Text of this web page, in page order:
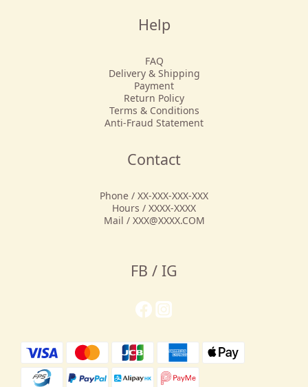
Help
FAQ
Delivery & Shipping
Payment
Return Policy
Terms & Conditions
Anti-Fraud Statement
Contact
Phone / XX-XXX-XXX-XXX
Hours / XXXX-XXXX
Mail / XXX@XXXX.COM
FB / IG